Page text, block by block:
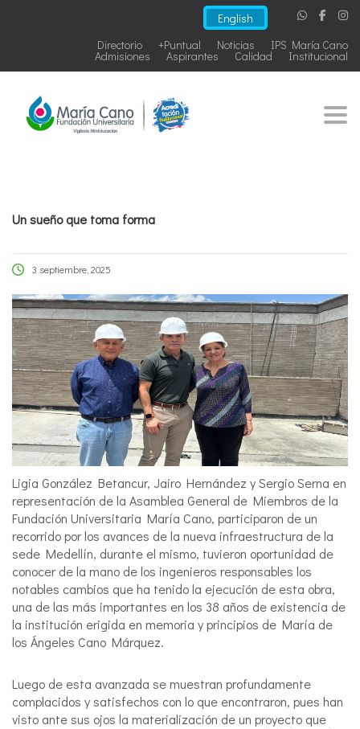
English
IPS María Cano
Noticias
+Puntual
Directorio
Institucional
Calidad
Aspirantes
Admisiones
Un sueño que toma forma
3 septiembre, 2025
Ligia González Betancur, Jairo Hernández y Sergio Serna en
representación de la Asamblea General de Miembros de la
Fundación Universitaria María Cano, participaron de un
recorrido por los avances de la nueva infraestructura de la
sede Medellín, durante el mismo, tuvieron oportunidad de
conocer de la mano de los ingenieros responsables los
notables cambios que ha tenido la ejecución de esta obra,
una de las más importantes en los 38 años de existencia de
la institución erigida en memoria y principios de María de
los Ángeles Cano Márquez.
Luego de esta avanzada se muestran profundamente
complacidos y satisfechos con lo que encontraron, pues han
visto ante sus ojos la materialización de un proyecto que